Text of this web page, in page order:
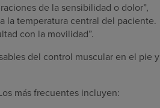
de la sensibilidad o dolor”,
la temperatura central del paciente.
con la movilidad”.
del control muscular en el pie y
más frecuentes incluyen: